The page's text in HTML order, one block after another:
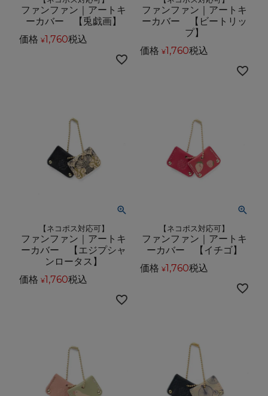
ファンファン｜アートキ
ーカバー 【兎戯画】
価格 ¥1,760税込
ファンファン｜アートキ
ーカバー 【ビートリッ
プ】
価格 ¥1,760税込
【ネコポス対応可】
ファンファン｜アートキ
ーカバー 【エジプシャ
ンロータス】
価格 ¥1,760税込
【ネコポス対応可】
ファンファン｜アートキ
ーカバー 【イチゴ】
価格 ¥1,760税込